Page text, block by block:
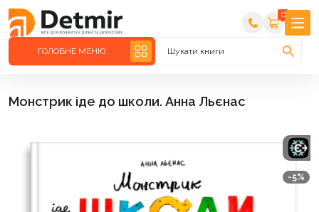
0
ГОЛОВНЕ МЕНЮ Шукати книги
Монстрик іде до школи. Анна Льєнас
-5%